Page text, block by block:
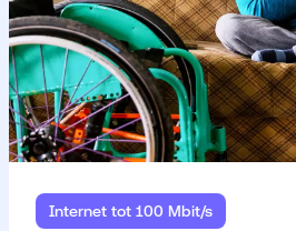
Internet tot 100 Mbit/s